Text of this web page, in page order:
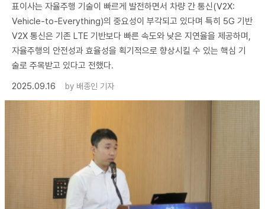
표이사는 자율주행 기술이 빠르게 발전하면서 차량 간 통신(V2X:
Vehicle-to-Everything)의 중요성이 부각되고 있다며 특히 5G 기반
V2X 통신은 기존 LTE 기반보다 빠른 속도와 낮은 지연율을 제공하며,
자율주행의 안전성과 효율성을 획기적으로 향상시킬 수 있는 핵심 기
술로 주목받고 있다고 전했다.
2025.09.16
by 배종인 기자